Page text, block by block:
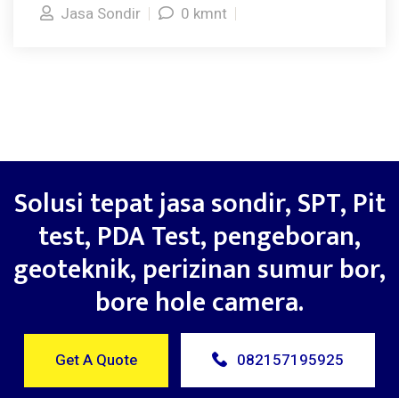
Jasa Sondir 0 kmnt
Solusi tepat jasa sondir, SPT, Pit
test, PDA Test, pengeboran,
geoteknik, perizinan sumur bor,
bore hole camera.
Get A Quote 082157195925